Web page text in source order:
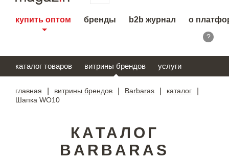
купить оптом бренды b2b журнал о
?
каталог товаров витрины брендов услуги
главная витрины брендов Barbaras каталог
Шапка WO10
КАТАЛОГ
BARBARAS